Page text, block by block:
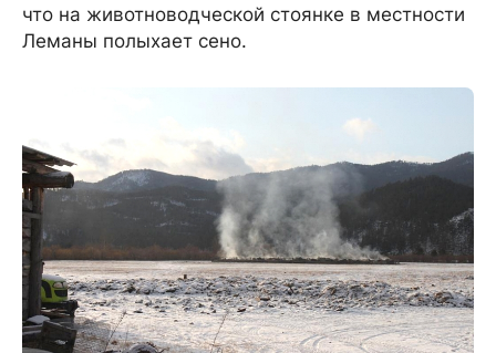
что на животноводческой стоянке в местности
Леманы полыхает сено.